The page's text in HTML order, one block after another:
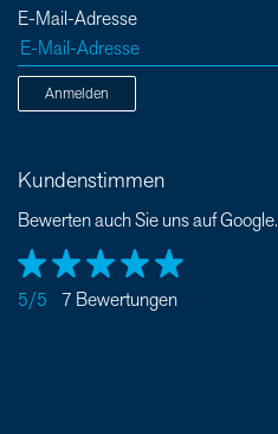
E-Mail-Adresse
Anmelden
Kundenstimmen
Bewerten auch Sie uns auf Google.
5/5 7 Bewertungen